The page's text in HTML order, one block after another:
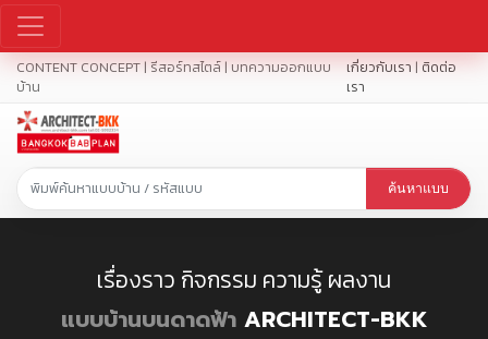
CONTENT CONCEPT | รีสอร์ทสไตล์ | บทความออกแบบ
บ้าน
เกี่ยวกับเรา | ติดต่อ
เรา
ค้นหาแบบ
เรื่องราว กิจกรรม ความรู้ ผลงาน
แบบบ้านบนดาดฟ้าARCHITECT-BKK